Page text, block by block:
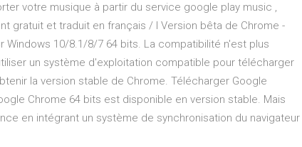
votre musique à partir du service google play music ,
gratuit et traduit en français / l Version bêta de Chrome -
Windows 10/8.1/8/7 64 bits. La compatibilité n'est plus
un système d'exploitation compatible pour télécharger
la version stable de Chrome. Télécharger Google
Chrome 64 bits est disponible en version stable. Mais
en intégrant un système de synchronisation du navigateur